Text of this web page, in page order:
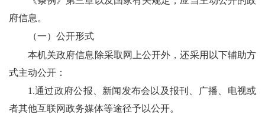
府信息。
（一）公开形式
本机关政府信息除采取网上公开外，还采用以下辅助方
式主动公开：
1.通过政府公报、新闻发布会以及报刊、广播、电视或
者其他互联网政务媒体等途径予以公开。